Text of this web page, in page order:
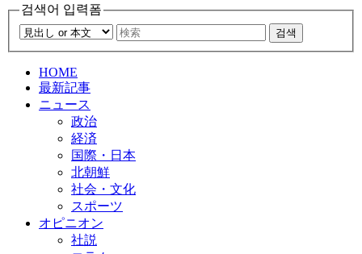
검색어 입력폼
검색
HOME
最新記事
ニュース
政治
経済
国際・日本
北朝鮮
社会・文化
スポーツ
オピニオン
社説